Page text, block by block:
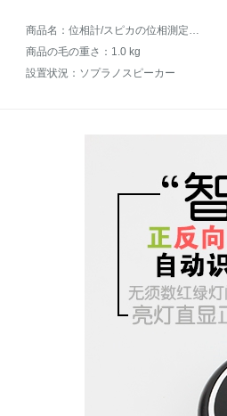
商品名：位相計/スピカの位相測定器/調律助手/ラッパテスターカーー・スティレオの位相計+ディスク【電池なし】
商品の毛の重さ：1.0 kg
設置状況：ソプラノスピーカー